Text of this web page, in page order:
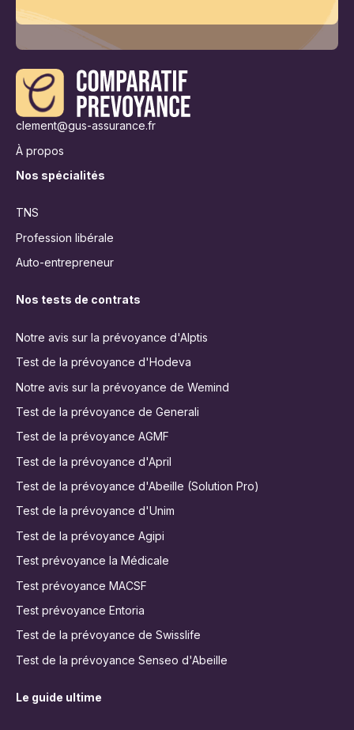
clement@gus-assurance.fr
À propos
Nos spécialités
TNS
Profession libérale
Auto-entrepreneur
Nos tests de contrats
Notre avis sur la prévoyance d'Alptis
Test de la prévoyance d'Hodeva
Notre avis sur la prévoyance de Wemind
Test de la prévoyance de Generali
Test de la prévoyance AGMF
Test de la prévoyance d'April
Test de la prévoyance d'Abeille (Solution Pro)
Test de la prévoyance d'Unim
Test de la prévoyance Agipi
Test prévoyance la Médicale
Test prévoyance MACSF
Test prévoyance Entoria
Test de la prévoyance de Swisslife
Test de la prévoyance Senseo d'Abeille
Le guide ultime